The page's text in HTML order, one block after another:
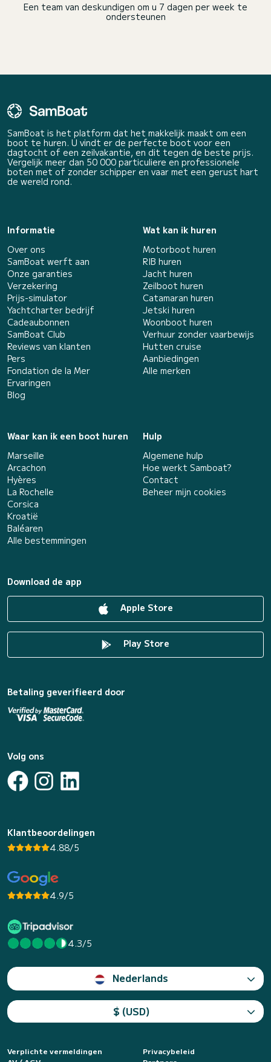
Een team van deskundigen om u 7 dagen per week te
ondersteunen
SamBoat is het platform dat het makkelijk maakt om een
boot te huren. U vindt er de perfecte boot voor een
dagtocht of een zeilvakantie, en dit tegen de beste prijs.
Vergelijk meer dan 50 000 particuliere en professionele
boten met of zonder schipper en vaar met een gerust hart
de wereld rond.
Informatie
Over ons
SamBoat werft aan
Onze garanties
Verzekering
Prijs-simulator
Yachtcharter bedrijf
Cadeaubonnen
SamBoat Club
Reviews van klanten
Pers
Fondation de la Mer
Ervaringen
Blog
Wat kan ik huren
Motorboot huren
RIB huren
Jacht huren
Zeilboot huren
Catamaran huren
Jetski huren
Woonboot huren
Verhuur zonder vaarbewijs
Hutten cruise
Aanbiedingen
Alle merken
Waar kan ik een boot huren
Marseille
Arcachon
Hyères
La Rochelle
Corsica
Kroatië
Baléaren
Alle bestemmingen
Hulp
Algemene hulp
Hoe werkt Samboat?
Contact
Beheer mijn cookies
Download de app
Apple Store
Play Store
Betaling geverifieerd door
Volg ons
Klantbeoordelingen
4.88/5
4.9/5
4.3/5
Nederlands
$ (USD)
Verplichte vermeldingen
Privacybeleid